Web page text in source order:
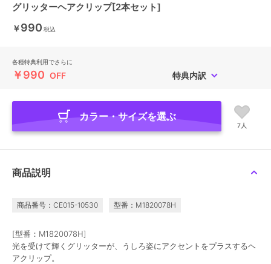
グリッターヘアクリップ[2本セット]
￥990 税込
各種特典利用でさらに
￥990 OFF 特典内訳
カラー・サイズを選ぶ
7人
商品説明
商品番号：CE015-10530 型番：M1820078H
[型番：M1820078H]
光を受けて輝くグリッターが、うしろ姿にアクセントをプラスするヘ
アクリップ。